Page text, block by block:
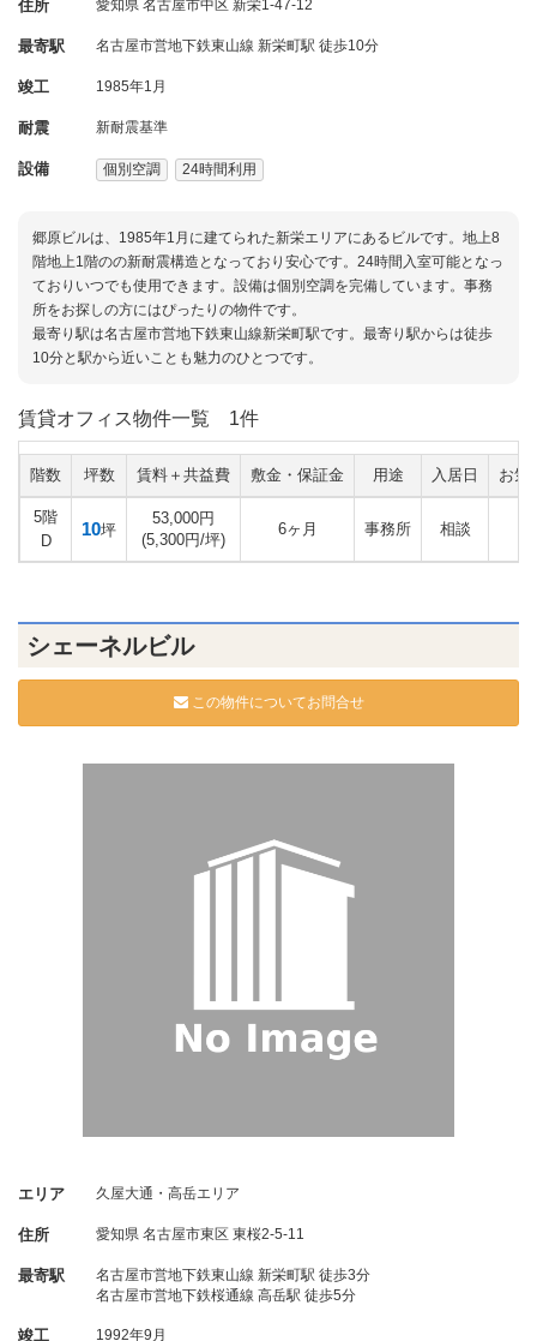
住所 愛知県 名古屋市中区 新栄1-47-12
最寄駅 名古屋市営地下鉄東山線 新栄町駅 徒歩10分
竣工 1985年1月
耐震 新耐震基準
設備 個別空調 24時間利用
郷原ビルは、1985年1月に建てられた新栄エリアにあるビルです。地上8
階地上1階のの新耐震構造となっており安心です。24時間入室可能となっ
ておりいつでも使用できます。設備は個別空調を完備しています。事務
所をお探しの方にはぴったりの物件です。
最寄り駅は名古屋市営地下鉄東山線新栄町駅です。最寄り駅からは徒歩
10分と駅から近いことも魅力のひとつです。
賃貸オフィス物件一覧 1件
階数 坪数 賃料＋共益費 敷金・保証金 用途 入居日 お気
5階
D
10坪
53,000円
(5,300円/坪)
6ヶ月 事務所 相談
シェーネルビル
この物件についてお問合せ
エリア 久屋大通・高岳エリア
住所 愛知県 名古屋市東区 東桜2-5-11
最寄駅
名古屋市営地下鉄東山線 新栄町駅 徒歩3分
名古屋市営地下鉄桜通線 高岳駅 徒歩5分
竣工 1992年9月